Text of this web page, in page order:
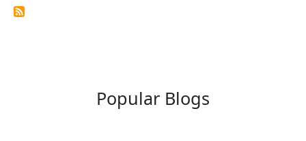
Popular Blogs